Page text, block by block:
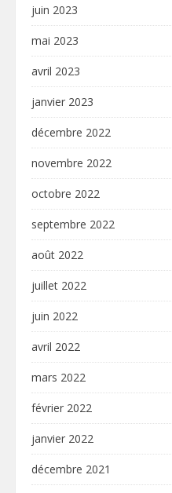
juin 2023
mai 2023
avril 2023
janvier 2023
décembre 2022
novembre 2022
octobre 2022
septembre 2022
août 2022
juillet 2022
juin 2022
avril 2022
mars 2022
février 2022
janvier 2022
décembre 2021